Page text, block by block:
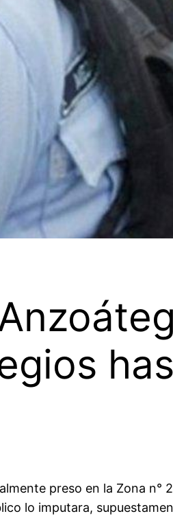
preso en la Zona n°
lo imputara,